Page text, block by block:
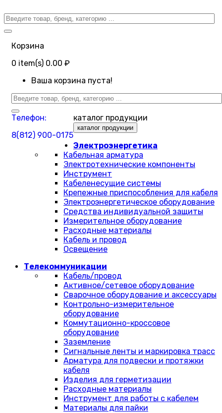
Корзина
0 item(s) 0.00 ₽
Ваша корзина пуста!
Телефон:
8(812) 900-0175
каталог продукции
каталог продукции
Электроэнергетика
Кабельная арматура
Электротехнические компоненты
Инструмент
Кабеленесущие системы
Крепежные приспособления для кабеля
Электроэнергетическое оборудование
Средства индивидуальной защиты
Измерительное оборудование
Расходные материалы
Кабель и провод
Освещение
Телекоммуникации
Кабель/провод
Активное/сетевое оборудование
Сварочное оборудование и аксессуары
Контрольно-измерительное
оборудование
Коммутационно-кроссовое
оборудование
Заземление
Сигнальные ленты и маркировка трасс
Арматура для подвески и протяжки
кабеля
Изделия для герметизации
Расходные материалы
Инструмент для работы с кабелем
Материалы для пайки